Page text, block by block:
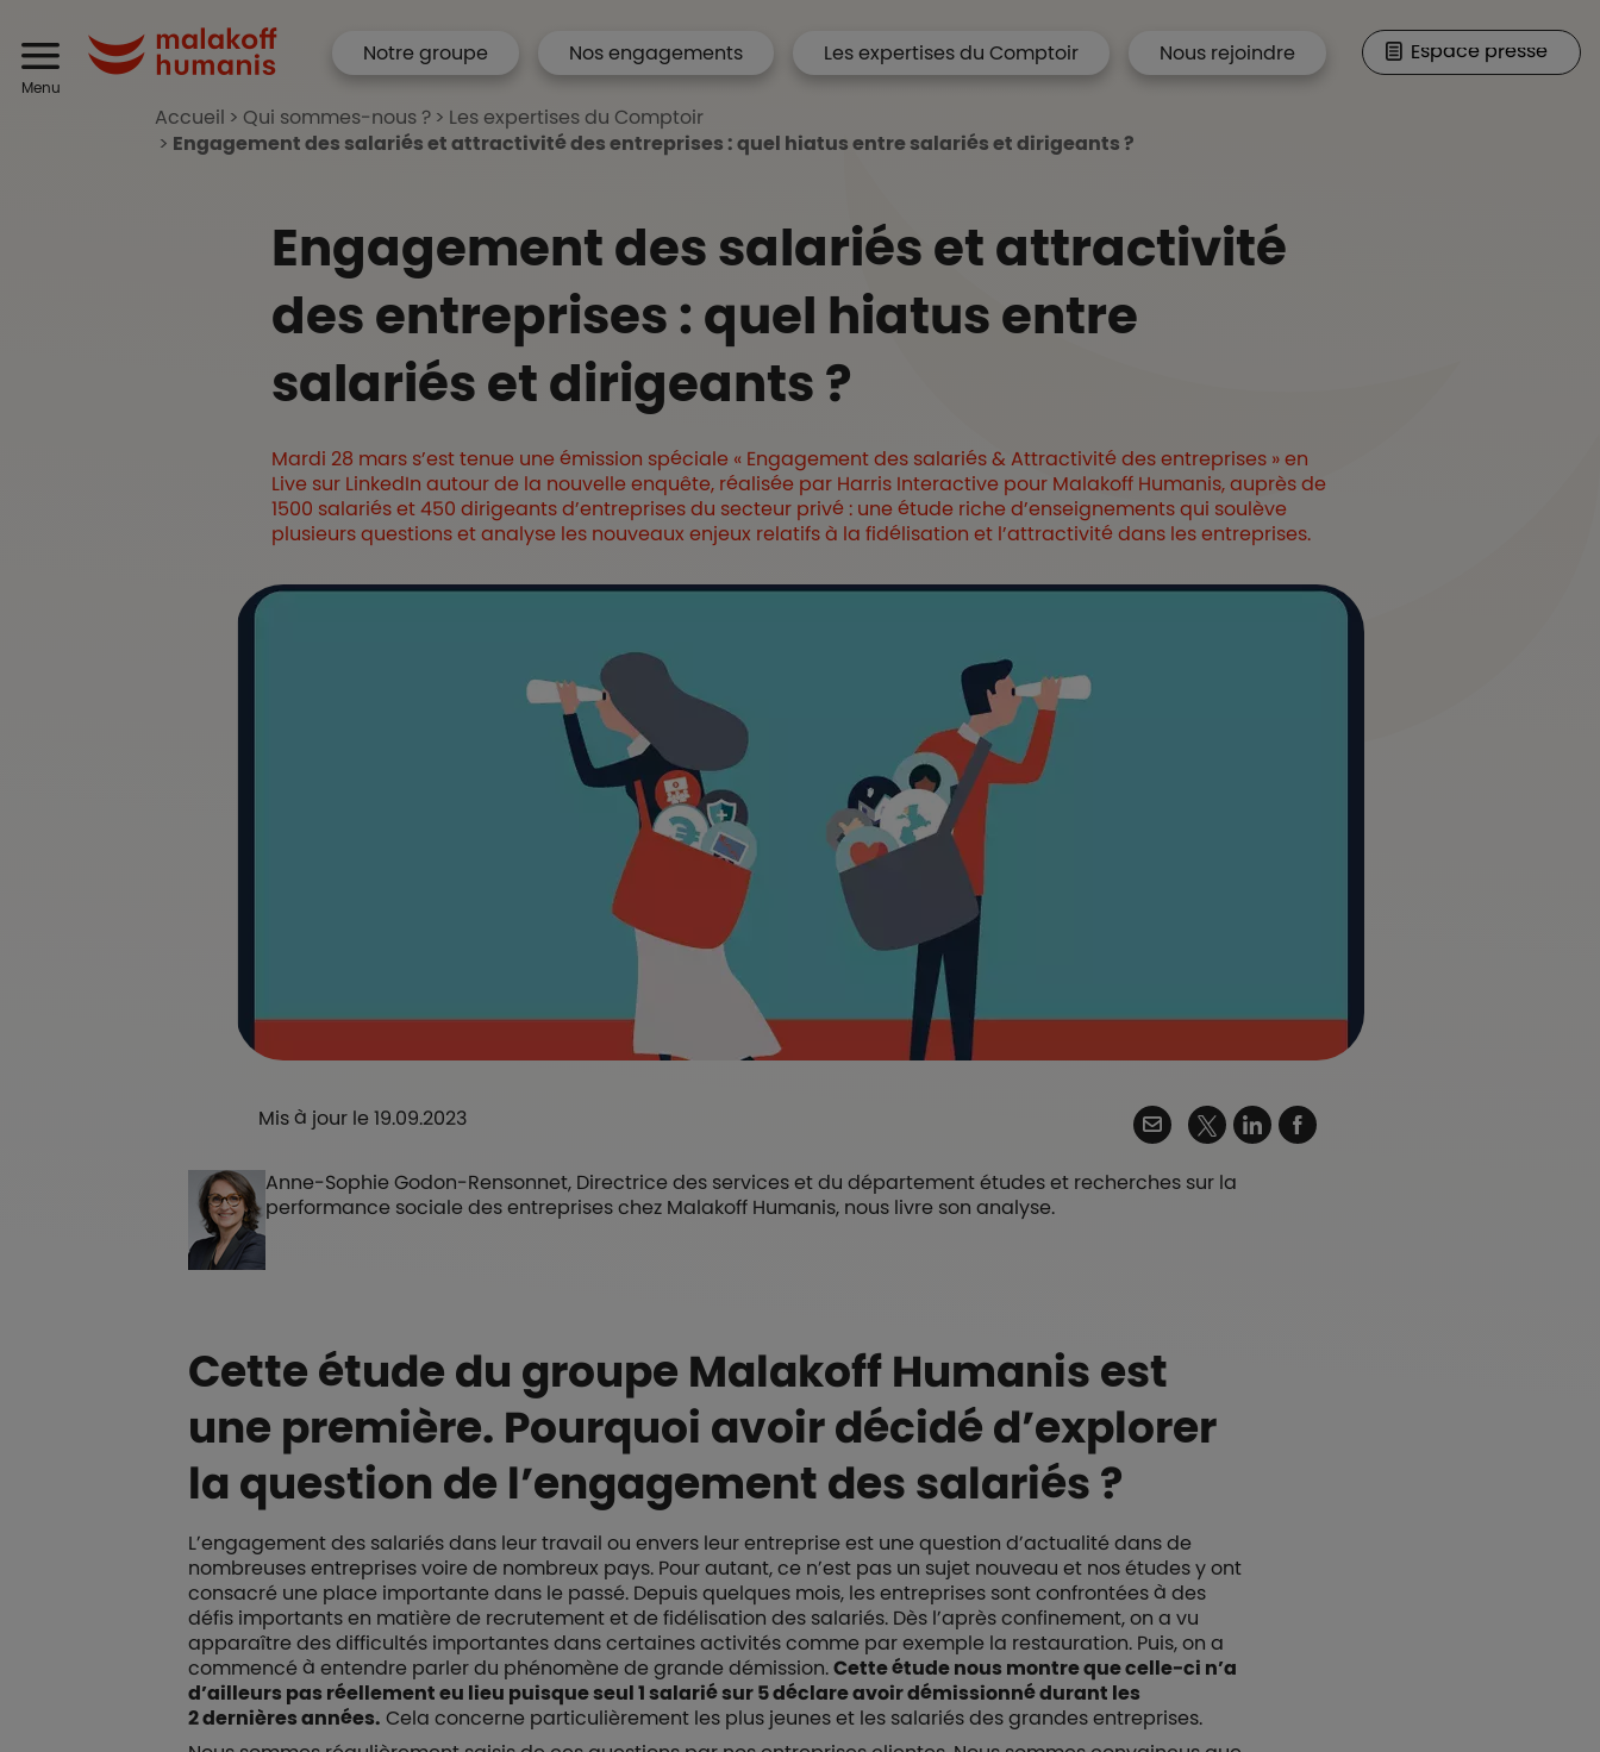
Header
Menu Malakoff Humanis Accueil
Menu corpo
Notre groupe Nos engagements Les expertises du Comptoir Nous rejoindre Espace presse
Accueil Qui sommes-nous ?
Les expertises du Comptoir
Engagement des salariés et attractivité des entreprises : quel hiatus entre salariés et dirigeants ?
Engagement des salariés et attractivité
des entreprises : quel hiatus entre
salariés et dirigeants ?
Mardi 28 mars s’est tenue une émission spéciale « Engagement des salariés & Attractivité des entreprises » en
Live sur LinkedIn autour de la nouvelle enquête, réalisée par Harris Interactive pour Malakoff Humanis, auprès de
1500 salariés et 450 dirigeants d’entreprises du secteur privé : une étude riche d’enseignements qui soulève
plusieurs questions et analyse les nouveaux enjeux relatifs à la fidélisation et l’attractivité dans les entreprises.
Mis à jour le 19.09.2023
Email
Twitter
LinkedinFacebook
Anne-Sophie Godon-Rensonnet, Directrice des services et du département études et recherches sur la
performance sociale des entreprises chez Malakoff Humanis, nous livre son analyse.
Cette étude du groupe Malakoff Humanis est
une première. Pourquoi avoir décidé d’explorer
la question de l’engagement des salariés ?
L’engagement des salariés dans leur travail ou envers leur entreprise est une question d’actualité dans de
nombreuses entreprises voire de nombreux pays. Pour autant, ce n’est pas un sujet nouveau et nos études y ont
consacré une place importante dans le passé. Depuis quelques mois, les entreprises sont confrontées à des
défis importants en matière de recrutement et de fidélisation des salariés. Dès l’après confinement, on a vu
apparaître des difficultés importantes dans certaines activités comme par exemple la restauration. Puis, on a
commencé à entendre parler du phénomène de grande démission.Cette étude nous montre que celle-ci n’a
d’ailleurs pas réellement eu lieu puisque seul 1 salarié sur 5 déclare avoir démissionné durant les
2 dernières années. Cela concerne particulièrement les plus jeunes et les salariés des grandes entreprises.